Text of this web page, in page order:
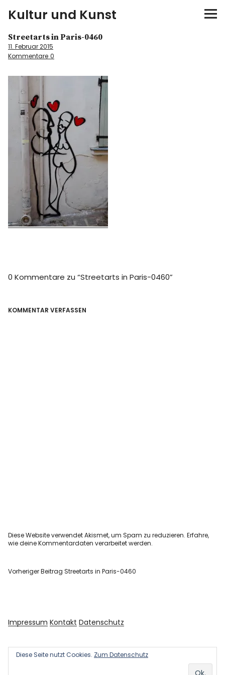
Kultur und Kunst
kultur & kunst
Spiele
Konzerte
Museen bei…
Bloggerreisen
Über mich
Streetarts in Paris-0460
11. Februar 2015
Kommentare 0
0 Kommentare zu “Streetarts in Paris-0460”
KOMMENTAR VERFASSEN
Diese Website verwendet Akismet, um Spam zu reduzieren.Erfahre,
wie deine Kommentardaten verarbeitet werden.
Vorheriger Beitrag Streetarts in Paris-0460
Impressum Kontakt Datenschutz
Diese Seite nutzt Cookies. Zum Datenschutz